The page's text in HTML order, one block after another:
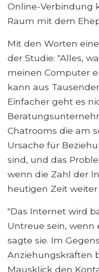
Online-Verbindung
Raum mit dem
Mit den Worten
der Studie: "Alles,
meinen Computer
kann aus
Einfacher geht es
Chatrooms die am
Ursache für
sind, und das
wenn die Zahl der
heutigen Zeit
"Das Internet wird
Untreue sein, wenn
sagte sie. Im
Anziehungskräften
Mausklick den